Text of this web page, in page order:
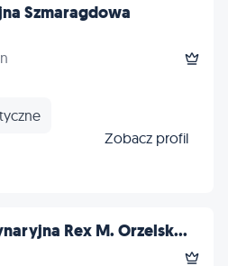
Szmaragdowa
Zobacz profil
Rex M. Orzelsk...